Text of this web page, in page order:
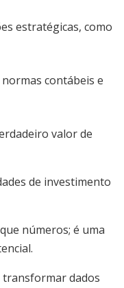
estratégicas, como
contábeis e
valor de
de investimento
números; é uma
transformar dados